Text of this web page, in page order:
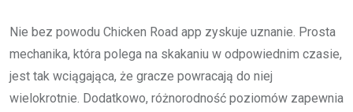
Nie bez powodu Chicken Road app zyskuje uznanie. Prosta
mechanika, która polega na skakaniu w odpowiednim czasie,
jest tak wciągająca, że gracze powracają do niej
wielokrotnie. Dodatkowo, różnorodność poziomów zapewnia